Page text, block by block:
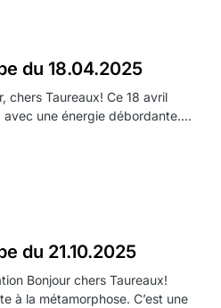
du 18.04.2025
chers Taureaux! Ce 18 avril
une énergie débordante.…
du 21.10.2025
Bonjour chers Taureaux!
à la métamorphose. C’est une